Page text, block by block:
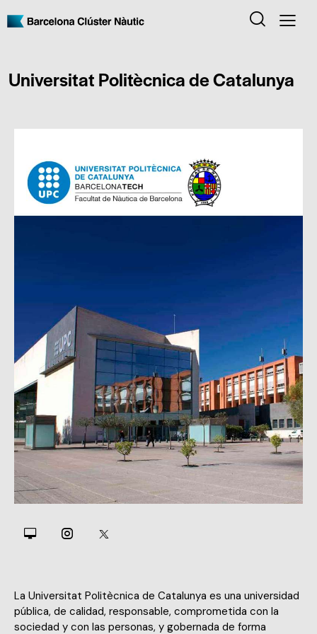
Universitat Politècnica de Catalunya
La Universitat Politècnica de Catalunya es una universidad
pública, de calidad, responsable, comprometida con la
sociedad y con las personas, y gobernada de forma